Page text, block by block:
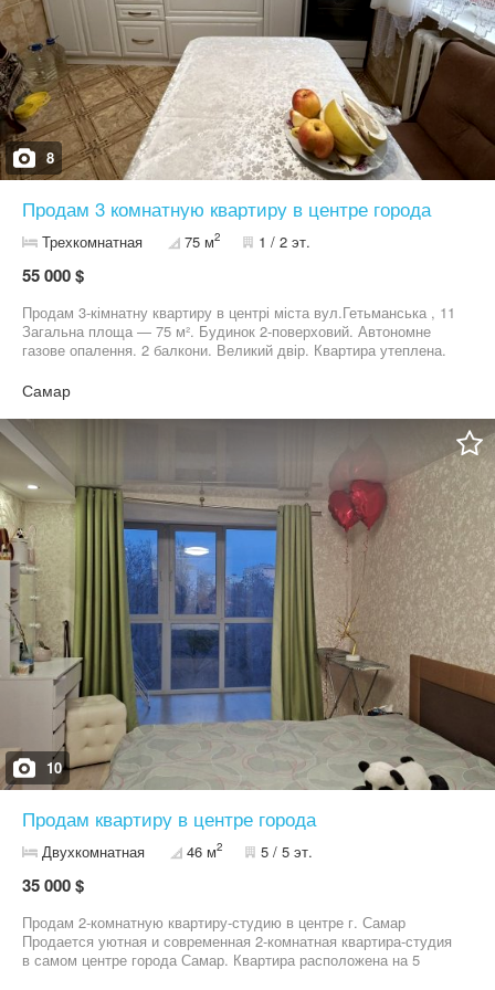
8
Продам 3 комнатную квартиру в центре города
Трехкомнатная 75 м2 1 / 2 эт.
55 000 $
Продам 3-кімнатну квартиру в центрі міста вул.Гетьманська , 11
Загальна площа — 75 м². Будинок 2-поверховий. Автономне
газове опалення. 2 балкони. Великий двір. Квартира утеплена.
Зручне розташування — центр міста, все поруч. Чудовий
варіант для проживання або під оренду. Телефон: 09*********20
Самар
10
Продам квартиру в центре города
Двухкомнатная 46 м2 5 / 5 эт.
35 000 $
Продам 2-комнатную квартиру-студию в центре г. Самар
Продается уютная и современная 2-комнатная квартира-студия
в самом центре города Самар. Квартира расположена на 5